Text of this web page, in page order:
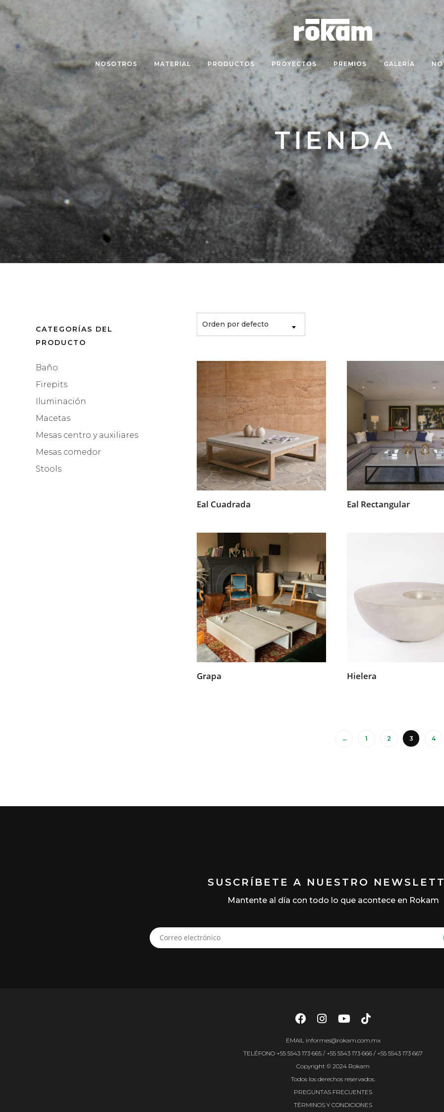
NOSOTROS MATERIAL PRODUCTOS PROYECTOS PREMIOS GALERÍA
TIENDA
CATEGORÍAS DEL
PRODUCTO
Baño
Firepits
Iluminación
Macetas
Mesas centro y auxiliares
Mesas comedor
Stools
Orden por defecto
Eal Cuadrada Eal Rectangular
Grapa Hielera
← 1 2 3 4
SUSCRÍBETE A NUESTRO
Mantente al día con todo lo que acontece en Rokam
EMAIL informes@rokam.com.mx
TELÉFONO +55 5543 173 665 / +55 5543 173 666 / +55 5543 173 667
Copyright © 2024 Rokam
Todos los derechos reservados.
PREGUNTAS FRECUENTES
TÉRMINOS Y CONDICIONES